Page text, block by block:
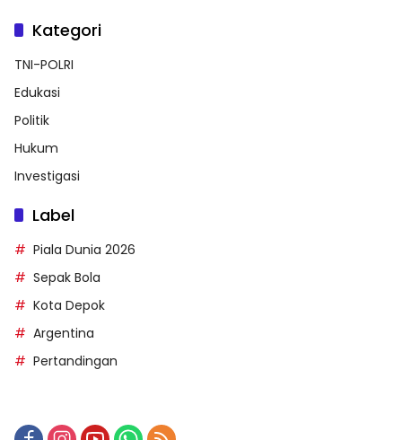
Kategori
TNI-POLRI
Edukasi
Politik
Hukum
Investigasi
Label
Piala Dunia 2026
Sepak Bola
Kota Depok
Argentina
Pertandingan